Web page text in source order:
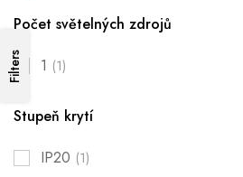
Počet světelných zdrojů
1 (1)
Stupeň krytí
IP20 (1)
Filters